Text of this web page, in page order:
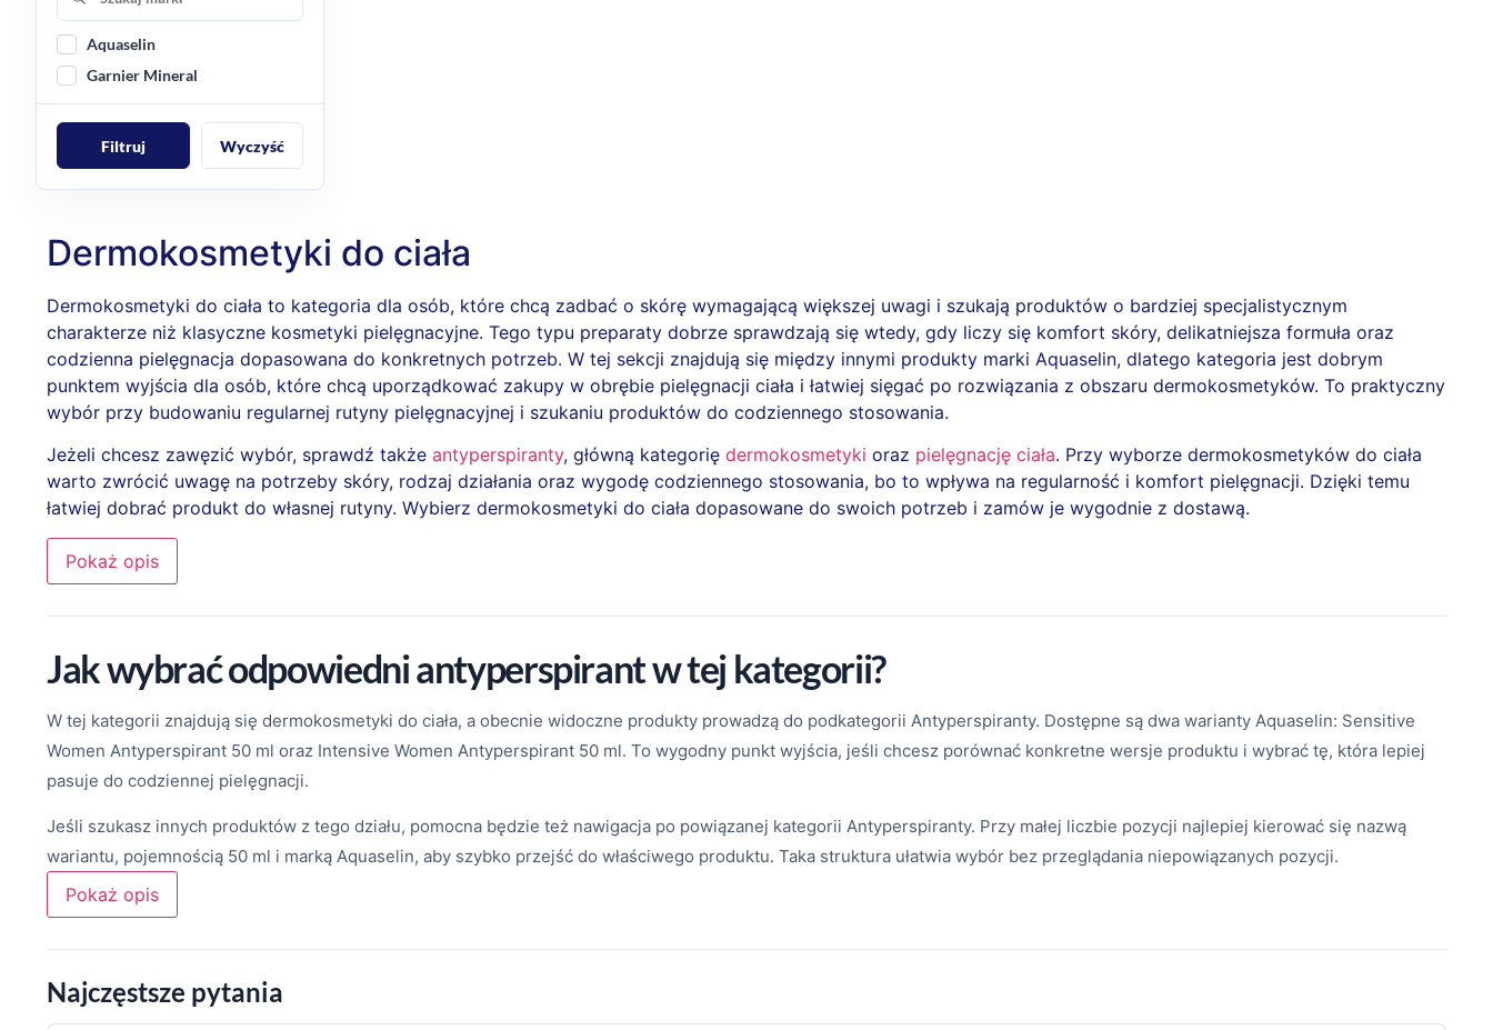
Aquaselin
Garnier Mineral
Filtruj Wyczyść
Dermokosmetyki do ciała
Dermokosmetyki do ciała to kategoria dla osób, które chcą zadbać o skórę wymagającą większej uwagi i szukają produktów o bardziej specjalistycznym
charakterze niż klasyczne kosmetyki pielęgnacyjne. Tego typu preparaty dobrze sprawdzają się wtedy, gdy liczy się komfort skóry, delikatniejsza formuła oraz
codzienna pielęgnacja dopasowana do konkretnych potrzeb. W tej sekcji znajdują się między innymi produkty marki Aquaselin, dlatego kategoria jest dobrym
punktem wyjścia dla osób, które chcą uporządkować zakupy w obrębie pielęgnacji ciała i łatwiej sięgać po rozwiązania z obszaru dermokosmetyków. To praktyczny
wybór przy budowaniu regularnej rutyny pielęgnacyjnej i szukaniu produktów do codziennego stosowania.
Jeżeli chcesz zawęzić wybór, sprawdź także antyperspiranty, główną kategorię dermokosmetyki oraz pielęgnację ciała. Przy wyborze dermokosmetyków do ciała
warto zwrócić uwagę na potrzeby skóry, rodzaj działania oraz wygodę codziennego stosowania, bo to wpływa na regularność i komfort pielęgnacji. Dzięki temu
łatwiej dobrać produkt do własnej rutyny. Wybierz dermokosmetyki do ciała dopasowane do swoich potrzeb i zamów je wygodnie z dostawą.
Pokaż opis
Jak wybrać odpowiedni antyperspirant w tej kategorii?
W tej kategorii znajdują się dermokosmetyki do ciała, a obecnie widoczne produkty prowadzą do podkategorii Antyperspiranty. Dostępne są dwa warianty Aquaselin: Sensitive
Women Antyperspirant 50 ml oraz Intensive Women Antyperspirant 50 ml. To wygodny punkt wyjścia, jeśli chcesz porównać konkretne wersje produktu i wybrać tę, która lepiej
pasuje do codziennej pielęgnacji.
Jeśli szukasz innych produktów z tego działu, pomocna będzie też nawigacja po powiązanej kategorii Antyperspiranty. Przy małej liczbie pozycji najlepiej kierować się nazwą
wariantu, pojemnością 50 ml i marką Aquaselin, aby szybko przejść do właściwego produktu. Taka struktura ułatwia wybór bez przeglądania niepowiązanych pozycji.
Pokaż opis
Najczęstsze pytania